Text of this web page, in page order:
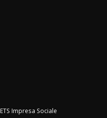
Impresa Sociale